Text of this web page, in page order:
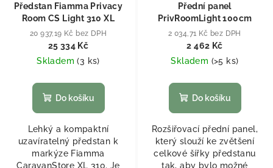
Předstan Fiamma Privacy
Room CS Light 310 XL
20 937,19 Kč bez DPH
25 334 Kč
Skladem(3 ks)
Do košíku
Lehký a kompaktní
uzavíratelný předstan k
markýze Fiamma
CaravanStore XL 310. Je
Přední panel
PrivRoomLight 100cm
2 034,71 Kč bez DPH
2 462 Kč
Skladem (>5 ks)
Do košíku
Rozšiřovací přední panel,
který slouží ke zvětšení
celkové šířky předstanu
tak, aby bylo možné